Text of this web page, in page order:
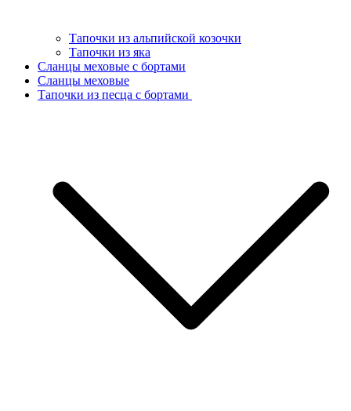
Тапочки из альпийской козочки
Тапочки из яка
Сланцы меховые с бортами
Сланцы меховые
Тапочки из песца с бортами